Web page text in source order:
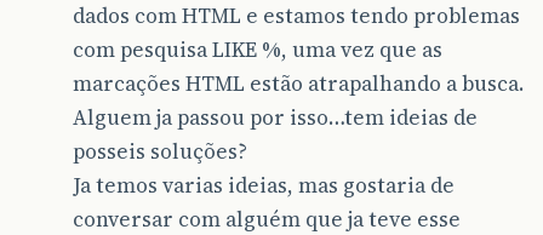
dados com HTML e estamos tendo problemas
com pesquisa LIKE %, uma vez que as
marcações HTML estão atrapalhando a busca.
Alguem ja passou por isso…tem ideias de
posseis soluções?
Ja temos varias ideias, mas gostaria de
conversar com alguém que ja teve esse